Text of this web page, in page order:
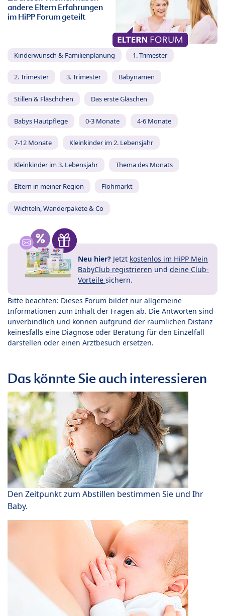
andere Eltern Erfahrungen
im HiPP Forum geteilt
Kinderwunsch & Familienplanung 1. Trimester
2. Trimester 3. Trimester Babynamen
Stillen & Fläschchen Das erste Gläschen
Babys Hautpflege 0-3 Monate 4-6 Monate
7-12 Monate Kleinkinder im 2. Lebensjahr
Kleinkinder im 3. Lebensjahr Thema des Monats
Eltern in meiner Region Flohmarkt
Wichteln, Wanderpakete & Co
Neu hier? Jetzt kostenlos im HiPP Mein
BabyClub registrieren und deine Club-
Vorteile sichern.
Bitte beachten: Dieses Forum bildet nur allgemeine
Informationen zum Inhalt der Fragen ab. Die Antworten sind
unverbindlich und können aufgrund der räumlichen Distanz
keinesfalls eine Diagnose oder Beratung für den Einzelfall
darstellen oder einen Arztbesuch ersetzen.
Das könnte Sie auch interessieren
Den Zeitpunkt zum Abstillen bestimmen Sie und Ihr
Baby.